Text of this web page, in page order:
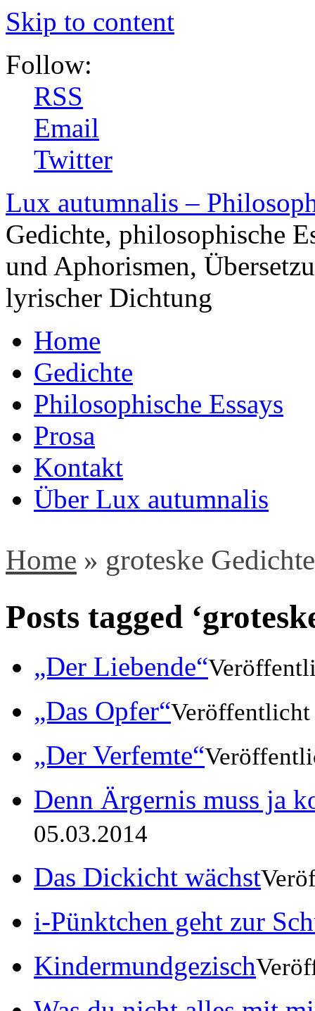
Skip to content
Follow:
RSS
Email
Twitter
Lux autumnalis –
Gedichte, philosophische
und Aphorismen,
lyrischer Dichtung
Home
Gedichte
Philosophische Essays
Prosa
Kontakt
Über Lux autumnalis
Home » groteske Gedichte
Posts tagged
„Der Liebende“
„Das Opfer“Veröffentlicht
„Der Verfemte“
Denn Ärgernis muss ja
05.03.2014
Das Dickicht wächst
i-Pünktchen geht zur
Kindermundgezisch